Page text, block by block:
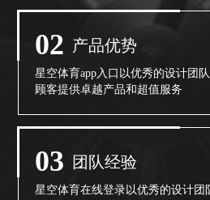
02 产品优势
星空体育app入口以优秀的设计团
顾客提供卓越产品和超值服务
03 团队经验
星空体育在线登录以优秀的设计团